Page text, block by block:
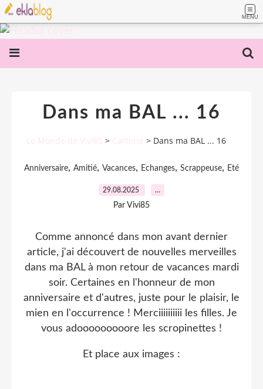
MENU
Dans ma BAL ... 16
Le Monde de Vivi85 > Carterie > Dans ma BAL ... 16
Anniversaire, Amitié, Vacances, Echanges, Scrappeuse, Eté
29.08.2025 …
Par Vivi85
Comme annoncé dans mon avant dernier
article, j'ai découvert de nouvelles merveilles
dans ma BAL à mon retour de vacances mardi
soir. Certaines en l'honneur de mon
anniversaire et d'autres, juste pour le plaisir, le
mien en l'occurrence ! Merciiiiiiiiii les filles. Je
vous adooooooooore les scropinettes !
Et place aux images :